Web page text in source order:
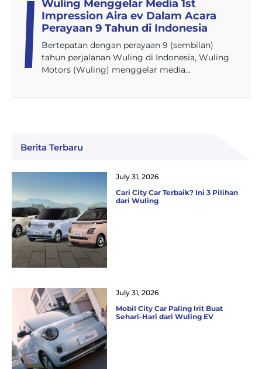
Wuling Menggelar Media 1st
Impression Aira ev Dalam Acara
Perayaan 9 Tahun di Indonesia
Bertepatan dengan perayaan 9 (sembilan)
tahun perjalanan Wuling di Indonesia, Wuling
Motors (Wuling) menggelar media…
Berita Terbaru
Cari City Car Terbaik? Ini 3 Pilihan
dari Wuling
July 31, 2026
Mobil City Car Paling Irit Buat
Sehari-Hari dari Wuling EV
July 31, 2026